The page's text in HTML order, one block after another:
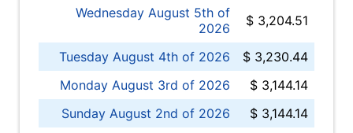
Wednesday August 5th of
2026
$ 3,204.51
Tuesday August 4th of 2026
$ 3,230.44
Monday August 3rd of 2026
$ 3,144.14
Sunday August 2nd of 2026
$ 3,144.14